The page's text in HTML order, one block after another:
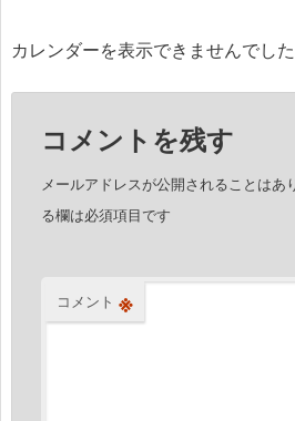
ナ
カレンダーを表示できませんでした
コメントを残す
メールアドレスが公開されることはあ
る欄は必須項目です
コメント ※